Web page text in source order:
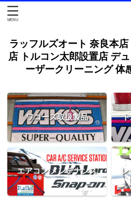
ラッフルズオート 奈良本
店 トルコン太郎設置店 デ
ーザークリーニング 体
ワコーズ取扱製品
エアコン メンテナンス